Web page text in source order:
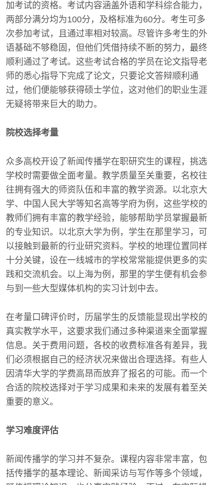
加考试的资格。考试内容涵盖外语和学科综合能力，
两部分满分均为100分，及格标准为60分。考生可多
次参加考试，且通过率相对较高。尽管许多考生的外
语基础不够稳固，但他们凭借持续不断的努力，最终
顺利通过了考试。这些考试合格的学员在论文指导老
师的悉心指导下完成了论文，只要论文答辩顺利通
过，他们便能够获得硕士学位，这对他们的职业生涯
无疑将带来巨大的助力。
院校选择考量
众多高校开设了新闻传播学在职研究生的课程，挑选
学校时需要做全面考量。教学质量至关重要，名校往
往拥有强大的师资队伍和丰富的教学资源。以北京大
学、中国人民大学等知名高等学府为例，这些学校的
教师们拥有丰富的教学经验，能够帮助学员掌握最新
的专业知识。以北京大学为例，学生在那里学习，可
以接触到最新的行业研究资料。学校的地理位置同样
十分关键，设在一线城市的学校常常能提供更多的实
践和交流机会。以上海为例，那里的学生便有机会参
与到一些大型媒体机构的实习计划中去。
在考量口碑评价时，历届学生的反馈能显现出学校的
真实教学水平，这要求我们通过多种渠道来全面掌握
信息。关于费用问题，各校的收费标准各有差异，我
们必须根据自己的经济状况来做出合理选择。有些人
因清华大学的学费高昂而放弃了报名的可能。而一个
合适的院校选择对于学习成果和未来的发展有着至关
重要的意义。
学习难度评估
新闻传播学的学习并不复杂。课程内容非常丰富，包
括传播学的基本理论、新闻采访与写作等多个领域，